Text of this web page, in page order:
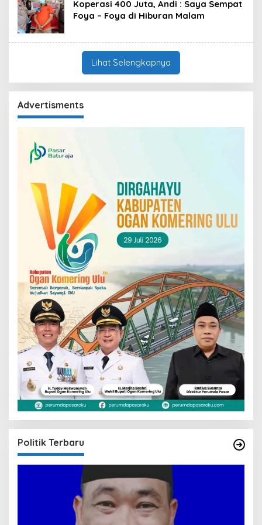
Koperasi 400 Juta, Andi : Saya Sempat
Foya – Foya di Hiburan Malam
Lihat Selengkapnya
Advertisments
Politik Terbaru